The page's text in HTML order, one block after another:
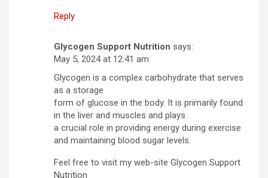
Reply
Glycogen Support Nutrition says:
May 5, 2024 at 12:41 am
Glycogen is a complex carbohydrate that serves
as a storage
form of glucose in the body. It is primarily found
in the liver and muscles and plays
a crucial role in providing energy during exercise
and maintaining blood sugar levels.
Feel free to visit my web-site Glycogen Support
Nutrition